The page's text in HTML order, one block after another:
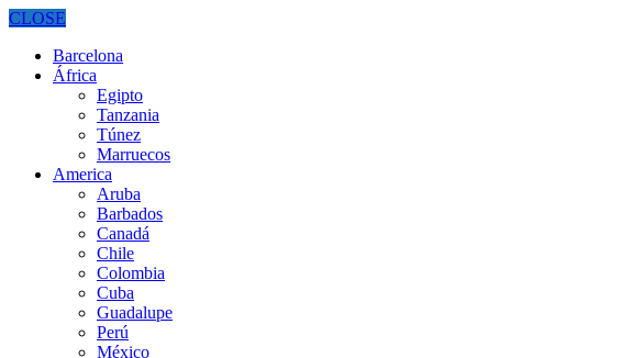
CLOSE
Barcelona
África
Egipto
Tanzania
Túnez
Marruecos
America
Aruba
Barbados
Canadá
Chile
Colombia
Cuba
Guadalupe
Perú
México